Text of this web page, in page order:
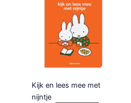
Kijk en lees mee met
nijntje